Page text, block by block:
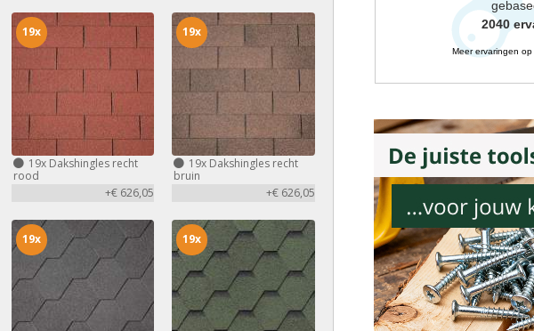
19xDakshingles recht
rood
+€ 626,05
19x
19x Dakshingles recht
bruin
+€ 626,05
19x
19x 19x
2040
Meer ervaringen op